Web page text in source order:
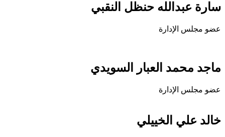
سارة عبدالله حنظل النقبي
عضو مجلس الإدارة
ماجد محمد العبار السويدي
عضو مجلس الإدارة
خالد علي الخييلي